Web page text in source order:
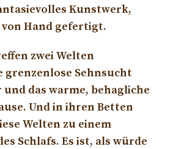
Kunstwerk,
Hand gefertigt.
zwei Welten
grenzenlose Sehnsucht
das warme, behagliche
Und in ihren Betten
Welten zu einem
Schlafs. Es ist, als würde